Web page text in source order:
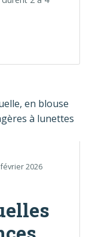
2026